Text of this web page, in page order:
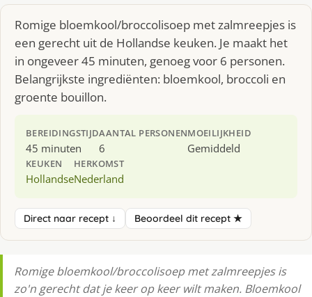
Romige bloemkool/broccolisoep met zalmreepjes is
een gerecht uit de Hollandse keuken. Je maakt het
in ongeveer 45 minuten, genoeg voor 6 personen.
Belangrijkste ingrediënten: bloemkool, broccoli en
groente bouillon.
BEREIDINGSTIJD
45 minuten
AANTAL PERSONEN
6
MOEILIJKHEID
Gemiddeld
KEUKEN
Hollandse
HERKOMST
Nederland
Direct naar recept ↓ Beoordeel dit recept ★
Romige bloemkool/broccolisoep met zalmreepjes is
zo'n gerecht dat je keer op keer wilt maken. Bloemkool